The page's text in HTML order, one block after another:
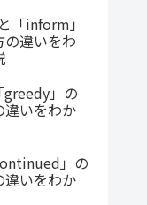
「inform」
の違いをわ
greedy」の
違いをわか
」の
違いをわか